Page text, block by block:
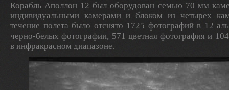
Корабль Аполлон 12 был оборудован семью 70 мм
индивидуальными камерами и блоком из четырех
течение полета было отснято 1725 фотографий в 12
черно-белых фотографии, 571 цветная фотография и
в инфракрасном диапазоне.